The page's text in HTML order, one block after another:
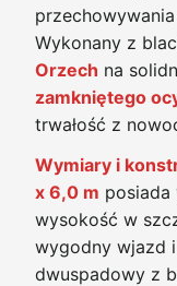
Wykonany z
Orzech na
zamkniętego
trwałość z
Wymiary i
x 6,0 m posiada
wysokość w
wygodny wjazd
dwuspadowy z